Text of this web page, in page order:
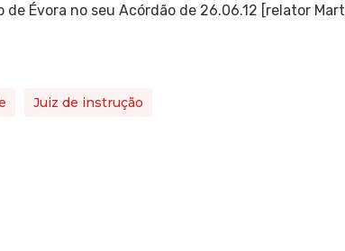
de Évora no seu Acórdão de 26.06.12 [relator
Juiz de instrução